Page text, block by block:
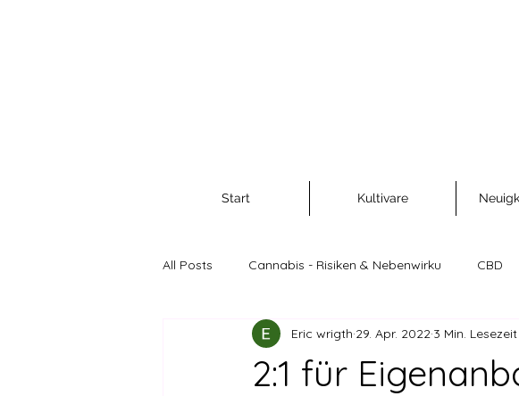
Start Kultivare
All Posts Cannabis - Risiken & Nebenwirku CBD
Cannabis als Rohstoff und Nahrungsm
2:1 für
Eric wrigth 29. Apr. 2022 3 Min. Lesezeit